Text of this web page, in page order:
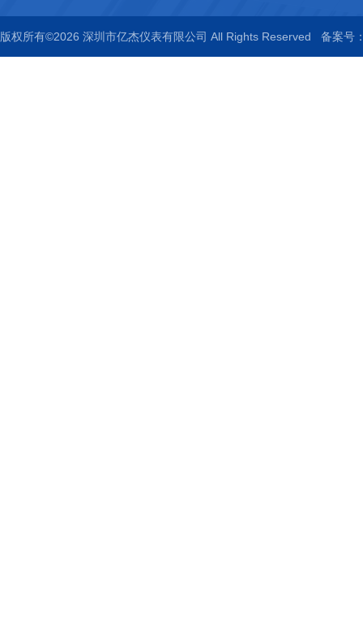
版权所有©2026 深圳市亿杰仪表有限公司 All Rights Reserved 备案号